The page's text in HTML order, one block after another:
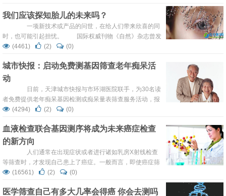
CombiMatrix报表显示，其收入中180万美元来自于基因检
测，去年同期这一收入仅为140万美元，而非基因领域的检
测收入为17.4万...
我们应该探知胎儿的未来吗？
一项新技术或产品的问世，在给人们带来欣喜的同
时，也可能引起担忧。 国际权威刊物《自然》杂志曾发
表一篇报道，称仅利用怀孕妇女的血液样本就能获得胎儿的
期即可对胎儿进行全基因组测序，这一技术使得产前检查又
提高到新的水平。 有了上述新方法之后，准父母可以获
得孩子的基因信息，不仅可以预测孩子儿...
(4461) (2) (0)
城市快报：启动免费测基因筛查老年痴呆活
动
日前，天津城市快报与市环湖医院联手，为30名读
者免费提供老年痴呆基因检测或痴呆量表筛查服务活动，报
名已经开始。符合免费检查条件的读者朋友，可以拨打
您的姓名、性别、年龄和联系方式。 报名条件如下：家
族中有老年痴呆病史的，如父母、祖父母、外祖父母中有人
患有老年痴呆；本人已有遗忘综合征表现，如出现健忘、记
忆减退等症状...
(4294) (2) (0)
血液检查联合基因测序将成为未来癌症检查
的新方向
人们通常在出现症状或者进行诸如乳房X射线检查
等筛查时，才发现自己患上了癌症。一般而言，即使癌症筛
查也只能在肿瘤已经生长出来或是扩散后才能检查出来，这
一种不依赖于已知癌症基因组成而检查肿瘤DNA的方法，美
(16561) (2) (0)
医学筛查自己有多大几率会得癌 你会去测吗